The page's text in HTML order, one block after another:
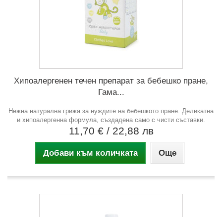
Хипоалергенен течен препарат за бебешко пране,
Гама...
Нежна натурална грижа за нуждите на бебешкото пране. Деликатна
и хипоалергенна формула, създадена само с чисти съставки.
11,70 € / 22,88 лв
Добави към количката Още